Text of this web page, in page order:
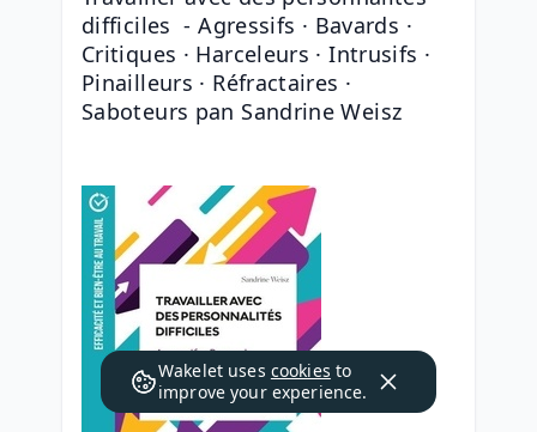
difficiles  - Agressifs · Bavards ·
Critiques · Harceleurs · Intrusifs ·
Pinailleurs · Réfractaires ·
Saboteurs pan Sandrine Weisz
Wakelet uses cookies to
improve your experience.